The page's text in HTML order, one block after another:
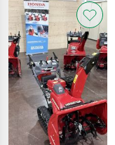
Kategorie 2
AKTUELLER
PFAD
Honda
Hss970a
Td
KATEGORIE
Zurücksetzen